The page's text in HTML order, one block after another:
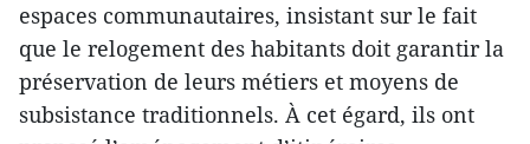
espaces communautaires, insistant sur le fait
que le relogement des habitants doit garantir la
préservation de leurs métiers et moyens de
subsistance traditionnels. À cet égard, ils ont